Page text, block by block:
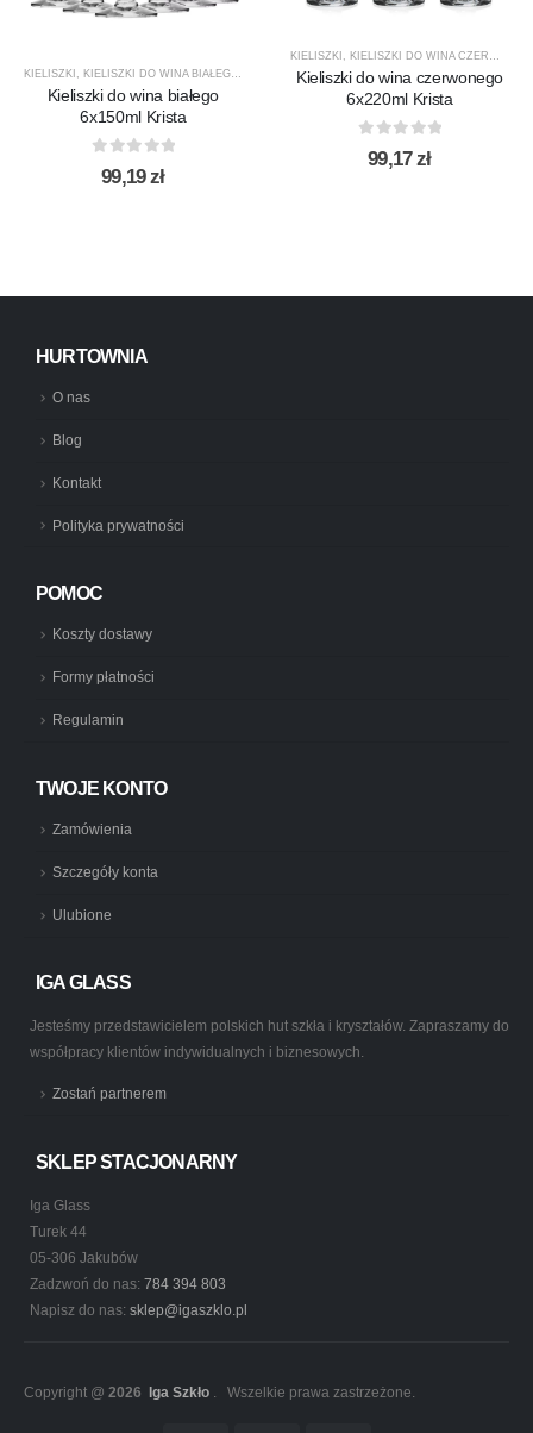
KIELISZKI , KIELISZKI DO WINA BIAŁEGO , KROSNO GLASS,PRODUCENCI,PRODUKTY
Kieliszki do wina białego
6x150ml Krista
out of 5
99,19zł
KIELISZKI , KIELISZKI DO WINA CZERWONEGO
Kieliszki do wina czerwonego
6x220ml Krista
out of 5
99,17zł
HURTOWNIA
O nas
Blog
Kontakt
Polityka prywatności
POMOC
Koszty dostawy
Formy płatności
Regulamin
TWOJE KONTO
Zamówienia
Szczegóły konta
Ulubione
IGA GLASS
Jesteśmy przedstawicielem polskich hut szkła i kryształów. Zapraszamy do
współpracy klientów indywidualnych i biznesowych.
Zostań partnerem
SKLEP STACJONARNY
Iga Glass
Turek 44
05-306 Jakubów
Zadzwoń do nas: 784 394 803
Napisz do nas: sklep@igaszklo.pl
Copyright @ 2026 Iga Szkło . Wszelkie prawa zastrzeżone.